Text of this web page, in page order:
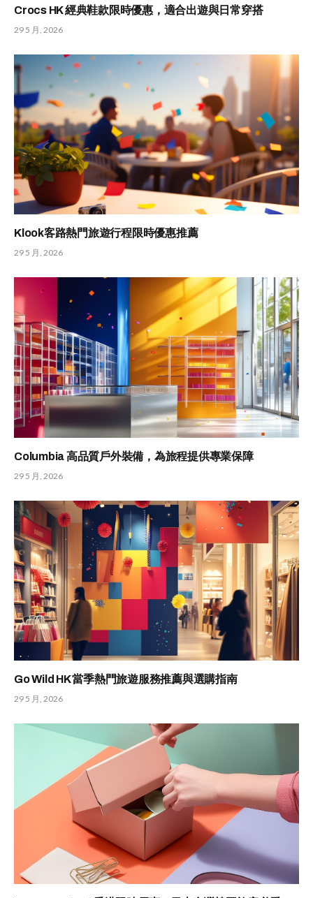
Crocs HK 經典鞋款限時優惠，適合出遊與日常穿搭
29 5 月, 2026
Klook客路熱門旅遊行程限時優惠推薦
29 5 月, 2026
Columbia 高品質戶外裝備，為旅程提供專業保障
29 5 月, 2026
Go Wild HK 當季熱門旅遊服務推薦與選購指南
29 5 月, 2026